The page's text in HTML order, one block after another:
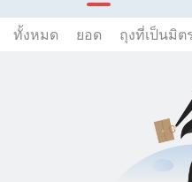
ทั้งหมด ยอด ถุงที่เป็นมิ